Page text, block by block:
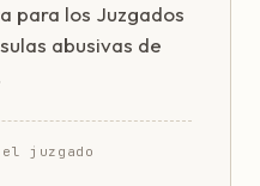
para los Juzgados
abusivas de
el juzgado